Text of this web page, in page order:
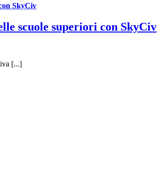
SkyCiv
scuole superiori con SkyCiv
[...]